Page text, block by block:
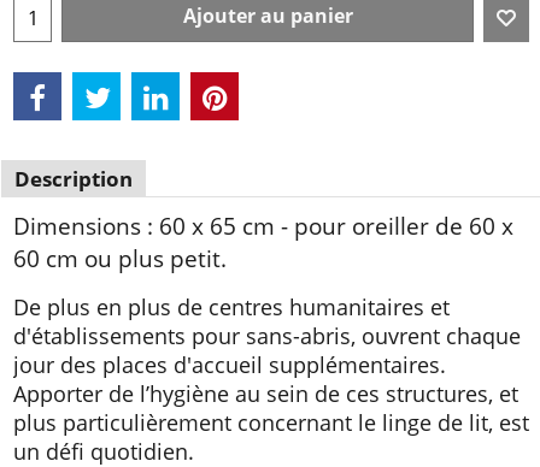
Ajouter au panier
Description
Dimensions : 60 x 65 cm - pour oreiller de 60 x
60 cm ou plus petit.
De plus en plus de centres humanitaires et
d'établissements pour sans-abris, ouvrent chaque
jour des places d'accueil supplémentaires.
Apporter de l’hygiène au sein de ces structures, et
plus particulièrement concernant le linge de lit, est
un défi quotidien.